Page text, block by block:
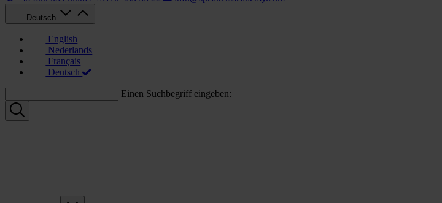
Deutsch
English
Nederlands
Français
Deutsch
Einen Suchbegriff eingeben: